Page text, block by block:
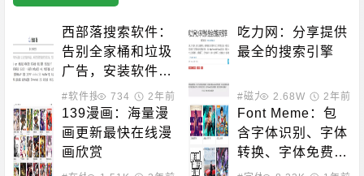
西部落搜索软件：
告别全家桶和垃圾
广告，安装软件不
再烦恼，踩坑成为
过去
#软件搜索 734 2年前
吃力网：分享提供
最全的搜索引擎
#磁力搜索2.68W 2年前
139漫画：海量漫
画更新最快在线漫
画欣赏
Font Meme：包
含字体识别、字体
转换、字体免费下
载的站点